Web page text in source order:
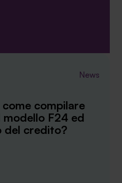
News
compilare
F24 ed
del credito?